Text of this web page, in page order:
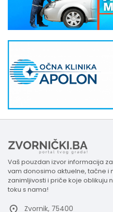
Vaš pouzdan izvor informacija
vam donosimo aktuelne, tačne i
zanimljivosti i priče koje oblikuju
toku s nama!
Zvornik, 75400